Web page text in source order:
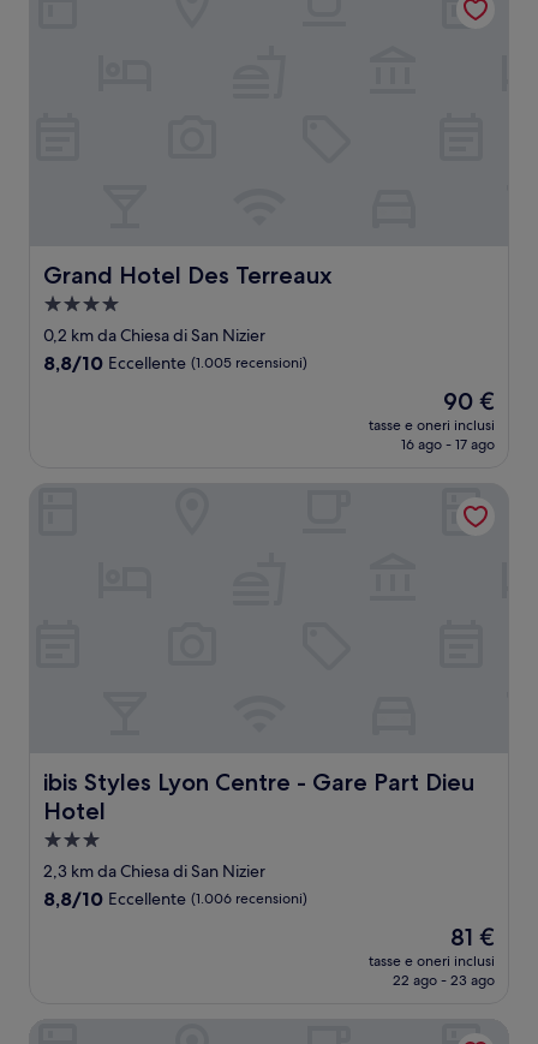
Grand Hotel Des Terreaux
Grand Hotel Des Terreaux
Struttura
a
4.0
0,2 km da Chiesa di San Nizier
8.8
8,8/10 Eccellente (1.005 recensioni)
Il
prezzo
attuale
90 €
90 €
tasse e oneri inclusi
16 ago - 17 ago
ibis Styles Lyon Centre - Gare Part Dieu
Hotel
ibis Styles Lyon Centre - Gare Part Dieu Hotel
Struttura
a
3.0
2,3 km da Chiesa di San Nizier
8.8
8,8/10 Eccellente (1.006 recensioni)
Il
prezzo
attuale
81 €
81 €
tasse e oneri inclusi
22 ago - 23 ago
Grand Hotel des Brotteaux Lyon Ctre - Handwritten